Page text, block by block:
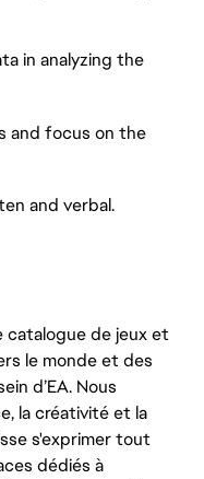
analyzing the
focus on the
and verbal.
catalogue de jeux et
le monde et des
d’EA. Nous
la créativité et la
s'exprimer tout
dédiés à